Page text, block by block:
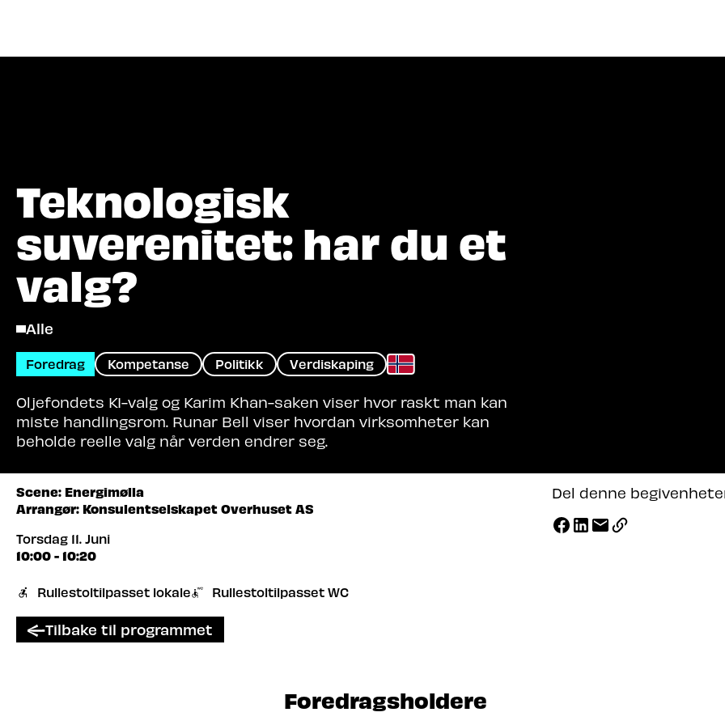
Hva leter du etter?
Teknologisk
suverenitet: har du et
valg?
Alle
Foredrag Kompetanse Politikk Verdiskaping
Oljefondets KI-valg og Karim Khan-saken viser hvor raskt man kan
miste handlingsrom. Runar Bell viser hvordan virksomheter kan
beholde reelle valg når verden endrer seg.
Scene: Energimølla
Arrangør: Konsulentselskapet Overhuset AS
Torsdag 11. Juni
10:00 - 10:20
Rullestoltilpasset lokale Rullestoltilpasset WC
Tilbake til programmet
Del denne
Foredragsholdere